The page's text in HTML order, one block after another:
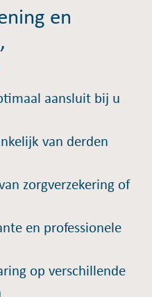
en
aansluit bij u
van derden
zorgverzekering of
en professionele
op verschillende